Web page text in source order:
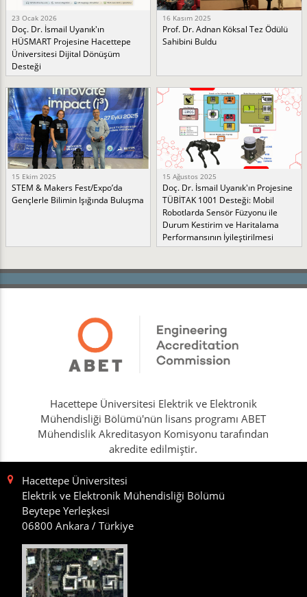
23 Ocak 2026
Doç. Dr. İsmail Uyanık'ın
HÜSMART Projesine Hacettepe
Üniversitesi Dijital Dönüşüm
Desteği
16 Kasım 2025
Prof. Dr. Adnan Köksal Tez Ödülü
Sahibini Buldu
15 Ekim 2025
STEM & Makers Fest/Expo’da
Gençlerle Bilimin Işığında Buluşma
15 Ağustos 2025
Doç. Dr. İsmail Uyanık'ın Projesine
TÜBİTAK 1001 Desteği: Mobil
Robotlarda Sensör Füzyonu ile
Durum Kestirim ve Haritalama
Performansının İyileştirilmesi
Hacettepe Üniversitesi Elektrik ve Elektronik
Mühendisliği Bölümü'nün lisans programı ABET
Mühendislik Akreditasyon Komisyonu tarafından
akredite edilmiştir.
Hacettepe Üniversitesi
Elektrik ve Elektronik Mühendisliği Bölümü
Beytepe Yerleşkesi
06800 Ankara / Türkiye